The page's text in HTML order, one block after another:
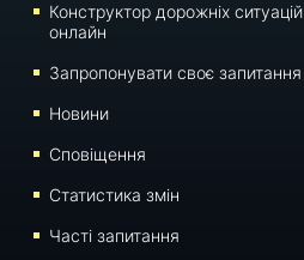
Конструктор дорожніх ситуацій
онлайн
Запропонувати своє запитання
Новини
Сповіщення
Статистика змін
Часті запитання